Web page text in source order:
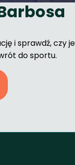
i sprawdź, czy
do sportu.